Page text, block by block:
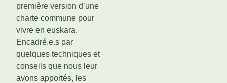
première version d’une
charte commune pour
vivre en euskara.
Encadré.e.s par
quelques techniques et
conseils que nous leur
avons apportés, les